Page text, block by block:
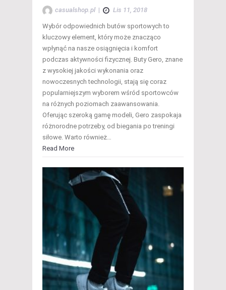
casualshop.pl | Lis 11, 2018
Wybór odpowiednich butów sportowych to
kluczowy element, który może znacząco
wpłynąć na nasze osiągnięcia i komfort
podczas aktywności fizycznej. Buty Gero, znane
z wysokiej jakości wykonania oraz
nowoczesnych technologii, stają się coraz
popularniejszym wyborem wśród sportowców
na różnych poziomach zaawansowania.
Oferując szeroką gamę modeli, Gero zaspokaja
różnorodne potrzeby, od biegania po treningi
siłowe. Warto również…
Read More